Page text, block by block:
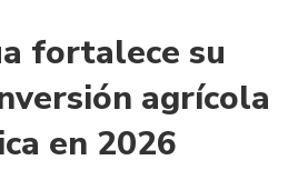
fortalece su
agrícola
en 2026